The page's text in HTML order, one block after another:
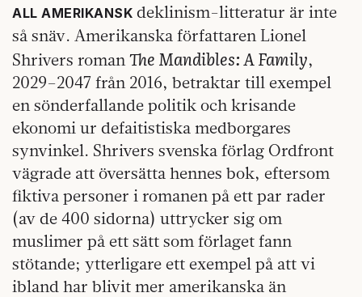
ALL AMERIKANSK deklinism-litteratur är inte
så snäv. Amerikanska författaren Lionel
Shrivers roman The Mandibles: A Family,
2029–2047 från 2016, betraktar till exempel
en sönderfallande politik och krisande
ekonomi ur defaitistiska medborgares
synvinkel. Shrivers svenska förlag Ordfront
vägrade att översätta hennes bok, eftersom
fiktiva personer i romanen på ett par rader
(av de 400 sidorna) uttrycker sig om
muslimer på ett sätt som förlaget fann
stötande; ytterligare ett exempel på att vi
ibland har blivit mer amerikanska än